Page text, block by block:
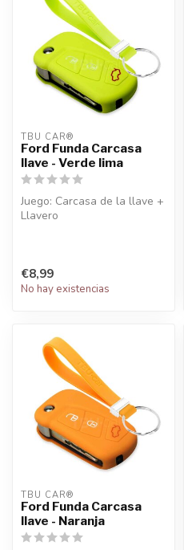
TBU CAR®
Ford Funda Carcasa
llave - Verde lima
Juego: Carcasa de la llave +
Llavero
€8,99
No hay existencias
TBU CAR®
Ford Funda Carcasa
llave - Naranja